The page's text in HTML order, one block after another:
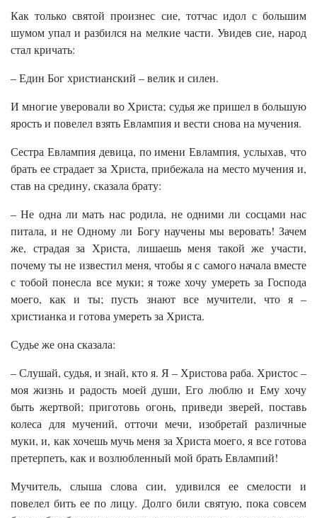
Как только святой произнес сие, тотчас идол с большим
шумом упал и разбился на мелкие части. Увидев сие, народ
стал кричать:
– Един Бог христианский – велик и силен.
И многие уверовали во Христа; судья же пришел в большую
ярость и повелел взять Евлампия и вести снова на мучения.
Сестра Евлампия девица, по имени Евлампия, услыхав, что
брать ее страдает за Христа, прибежала на место мучения и,
став на средину, сказала брату:
– Не одна ли мать нас родила, не одними ли сосцами нас
питала, и не Одному ли Богу научены мы веровать! Зачем
же, страдая за Христа, лишаешь меня такой же участи,
почему ты не известил меня, чтобы я с самого начала вместе
с тобой понесла все муки; я тоже хочу умереть за Господа
моего, как и ты; пусть знают все мучители, что я –
христианка и готова умереть за Христа.
Судье же она сказала:
– Слушай, судья, и знай, кто я. Я – Христова раба. Христос –
моя жизнь и радость моей души, Его люблю и Ему хочу
быть жертвой; приготовь огонь, приведи зверей, поставь
колеса для мучений, отточи мечи, изобретай различные
муки, и, как хочешь мучь меня за Христа моего, я все готова
претерпеть, как и возлюбленный мой брать Евлампий!
Мучитель, слыша слова сии, удивился ее смелости и
повелел бить ее по лицу. Долго били святую, пока совсем